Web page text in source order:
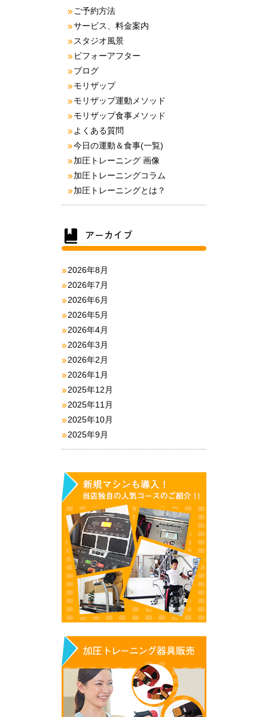
ご予約方法
サービス、料金案内
スタジオ風景
ビフォーアフター
ブログ
モリザップ
モリザップ運動メソッド
モリザップ食事メソッド
よくある質問
今日の運動＆食事(一覧)
加圧トレーニング 画像
加圧トレーニングコラム
加圧トレーニングとは？
2026年8月
2026年7月
2026年6月
2026年5月
2026年4月
2026年3月
2026年2月
2026年1月
2025年12月
2025年11月
2025年10月
2025年9月